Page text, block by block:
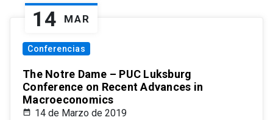
14 MAR
Conferencias
The Notre Dame – PUC Luksburg
Conference on Recent Advances in
Macroeconomics
14 de Marzo de 2019